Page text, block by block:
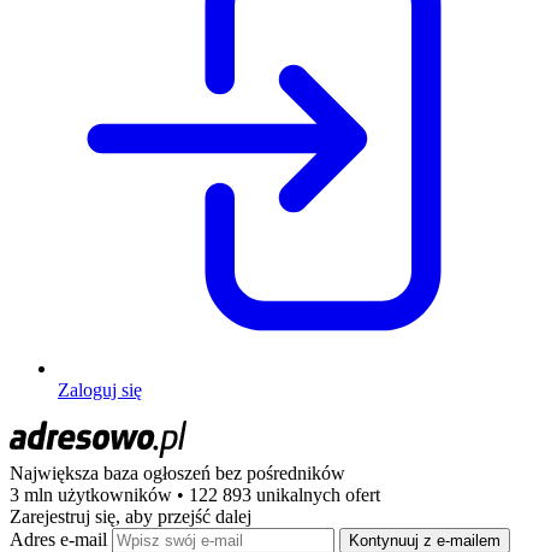
Zaloguj się
Największa baza ogłoszeń bez pośredników
3 mln użytkowników • 122 893 unikalnych ofert
Zarejestruj się, aby przejść dalej
Adres e-mail
Kontynuuj z e-mailem